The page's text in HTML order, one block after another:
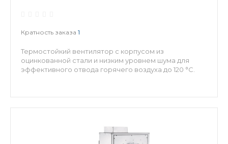
Кратность заказа 1
Термостойкий вентилятор с корпусом из
оцинкованной стали и низким уровнем шума для
эффективного отвода горячего воздуха до 120 °C.